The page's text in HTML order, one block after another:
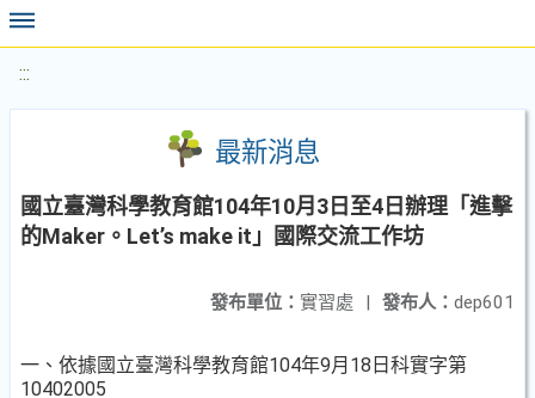
:::
最新消息
國立臺灣科學教育館104年10月3日至4日辦理「進擊
的Maker。Let’s make it」國際交流工作坊
發布人： dep601
發布單位： 實習處 |
一、依據國立臺灣科學教育館104年9月18日科實字第
10402005